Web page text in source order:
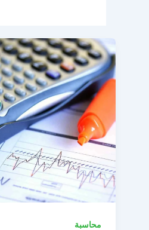
محاسبة